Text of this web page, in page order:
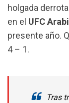
holgada
en el UFC
presente año.
4 – 1.
Tras